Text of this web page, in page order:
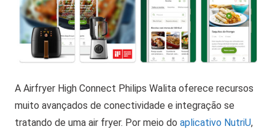
A Airfryer High Connect Philips Walita oferece recursos
muito avançados de conectividade e integração se
tratando de uma air fryer. Por meio do aplicativo NutriU,